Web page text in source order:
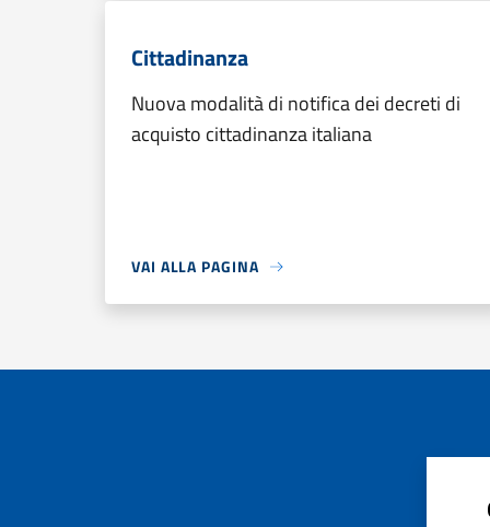
Cittadinanza
Nuova modalità di notifica dei decreti di
acquisto cittadinanza italiana
VAI ALLA PAGINA